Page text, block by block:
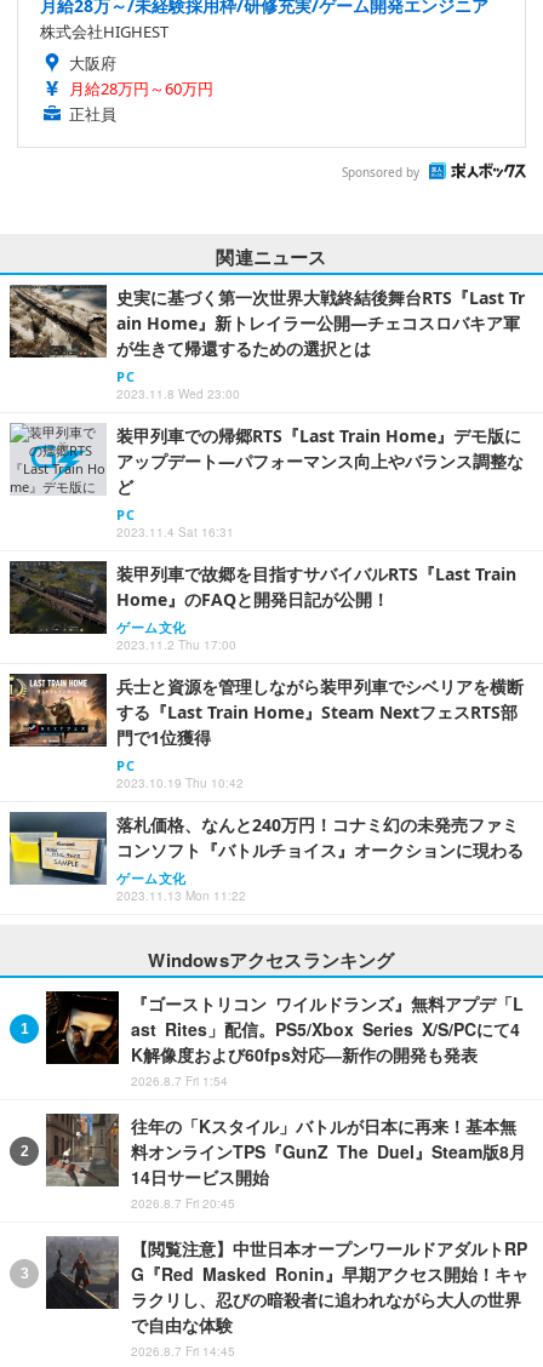
月給28万～/未経験採用枠/研修充実/ゲーム開発エンジニア
株式会社HIGHEST
大阪府
月給28万円～60万円
正社員
Sponsored by
関連ニュース
史実に基づく第一次世界大戦終結後舞台RTS『Last Tr
ain Home』新トレイラー公開―チェコスロバキア軍
が生きて帰還するための選択とは
PC
2023.11.8 Wed 23:00
装甲列車での帰郷RTS『Last Train Home』デモ版に
アップデート―パフォーマンス向上やバランス調整な
ど
PC
2023.11.4 Sat 16:31
装甲列車で故郷を目指すサバイバルRTS『Last Train
Home』のFAQと開発日記が公開！
ゲーム文化
2023.11.2 Thu 17:00
兵士と資源を管理しながら装甲列車でシベリアを横断
する『Last Train Home』Steam NextフェスRTS部
門で1位獲得
PC
2023.10.19 Thu 10:42
落札価格、なんと240万円！コナミ幻の未発売ファミ
コンソフト『バトルチョイス』オークションに現わる
ゲーム文化
2023.11.13 Mon 11:22
Windowsアクセスランキング
『ゴーストリコン ワイルドランズ』無料アプデ「L
ast Rites」配信。PS5/Xbox Series X/S/PCにて4
K解像度および60fps対応―新作の開発も発表
2026.8.7 Fri 1:54
往年の「Kスタイル」バトルが日本に再来！基本無
料オンラインTPS『GunZ The Duel』Steam版8月
14日サービス開始
2026.8.7 Fri 20:45
【閲覧注意】中世日本オープンワールドアダルトRP
G『Red Masked Ronin』早期アクセス開始！キャ
ラクリし、忍びの暗殺者に追われながら大人の世界
で自由な体験
2026.8.7 Fri 14:45